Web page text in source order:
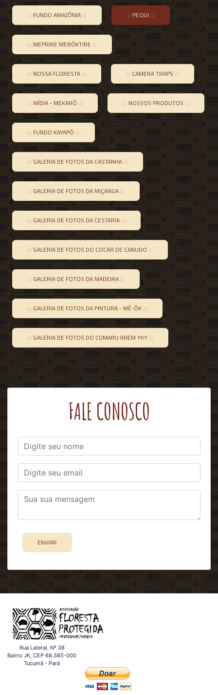
::: FUNDO AMAZÔNIA ::: ::: PEQUI :::
::: MEPRIRE MEBÔKTIRE :::
::: NOSSA FLORESTA ::: ::: CAMERA TRAPS :::
::: MÍDIA - MEKARÕ ::: ::: NOSSOS PRODUTOS :::
::: FUNDO KAYAPÓ :::
::: GALERIA DE FOTOS DA CASTANHA :::
::: GALERIA DE FOTOS DA MIÇANGA :::
::: GALERIA DE FOTOS DA CESTARIA :::
::: GALERIA DE FOTOS DO COCAR DE CANUDO :::
::: GALERIA DE FOTOS DA MADEIRA :::
::: GALERIA DE FOTOS DA PINTURA - MÊ-ÔK :::
::: GALERIA DE FOTOS DO CUMARU KREM YKY :::
FALE CONOSCO
ENVIAR
Rua Lateral, Nº 38
Bairro JK, CEP 68.385-000
Tucumã - Pará